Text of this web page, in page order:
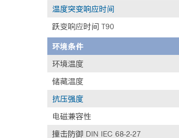
温度突变响应时间
跃变响应时间 T90
环境条件
环境温度
储藏温度
抗压强度
电磁兼容性
撞击防御 DIN IEC 68-2-27